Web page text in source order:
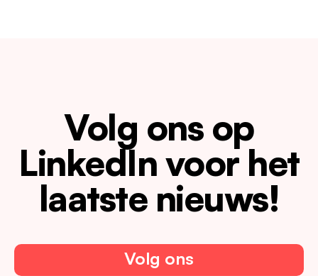
Volg ons op
LinkedIn voor het
laatste nieuws!
Volg ons